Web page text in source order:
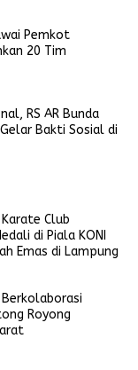
Pemkot
20 Tim
RS AR Bunda
Bakti Sosial di
Club
di Piala KONI
Emas di Lampung
Berkolaborasi
Royong